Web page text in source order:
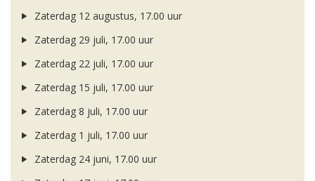
Zaterdag 12 augustus, 17.00 uur
Zaterdag 29 juli, 17.00 uur
Zaterdag 22 juli, 17.00 uur
Zaterdag 15 juli, 17.00 uur
Zaterdag 8 juli, 17.00 uur
Zaterdag 1 juli, 17.00 uur
Zaterdag 24 juni, 17.00 uur